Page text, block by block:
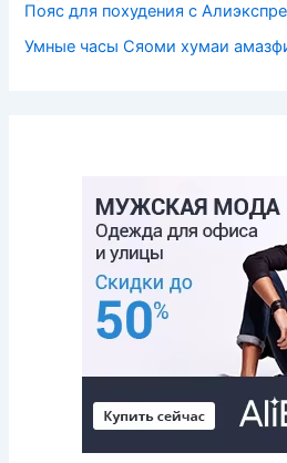
Пояс для похудения с
Умные часы Cяоми хумаи